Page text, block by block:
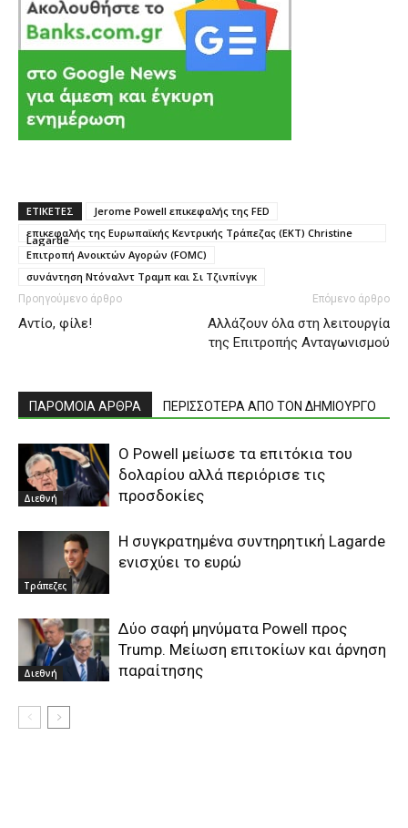
ΕΤΙΚΕΤΕΣ
Jerome Powell επικεφαλής της FED
επικεφαλής της Ευρωπαϊκής Κεντρικής Τράπεζας (ΕΚΤ) Christine
Lagarde
Επιτροπή Ανοικτών Αγορών (FOMC)
συνάντηση Ντόναλντ Τραμπ και Σι Τζινπίνγκ
Προηγούμενο άρθρο
Αντίο, φίλε!
Επόμενο άρθρο
Αλλάζουν όλα στη λειτουργία
της Επιτροπής Ανταγωνισμού
ΠΑΡΟΜΟΙΑ ΑΡΘΡΑ ΠΕΡΙΣΣΟΤΕΡΑ ΑΠΟ ΤΟΝ ΔΗΜΙΟΥΡΓΟ
Διεθνή
O Powell μείωσε τα επιτόκια του
δολαρίου αλλά περιόρισε τις
προσδοκίες
Τράπεζες
Η συγκρατημένα συντηρητική Lagarde
ενισχύει το ευρώ
Διεθνή
Δύο σαφή μηνύματα Powell προς
Trump. Μείωση επιτοκίων και άρνηση
παραίτησης